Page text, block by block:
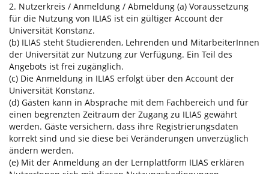
2. Nutzerkreis / Anmeldung / Abmeldung (a) Voraussetzung
für die Nutzung von ILIAS ist ein gültiger Account der
Universität Konstanz.
(b) ILIAS steht Studierenden, Lehrenden und MitarbeiterInnen
der Universität zur Nutzung zur Verfügung. Ein Teil des
Angebots ist frei zugänglich.
(c) Die Anmeldung in ILIAS erfolgt über den Account der
Universität Konstanz.
(d) Gästen kann in Absprache mit dem Fachbereich und für
einen begrenzten Zeitraum der Zugang zu ILIAS gewährt
werden. Gäste versichern, dass ihre Registrierungsdaten
korrekt sind und sie diese bei Veränderungen unverzüglich
ändern werden.
(e) Mit der Anmeldung an der Lernplattform ILIAS erklären